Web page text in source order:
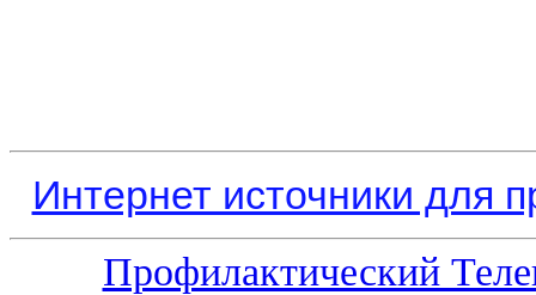
Интернет источники для
Профилактический